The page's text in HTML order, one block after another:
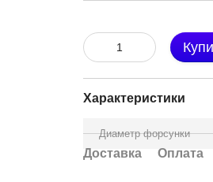
Характеристики
Диаметр форсунки
Доставка Оплата